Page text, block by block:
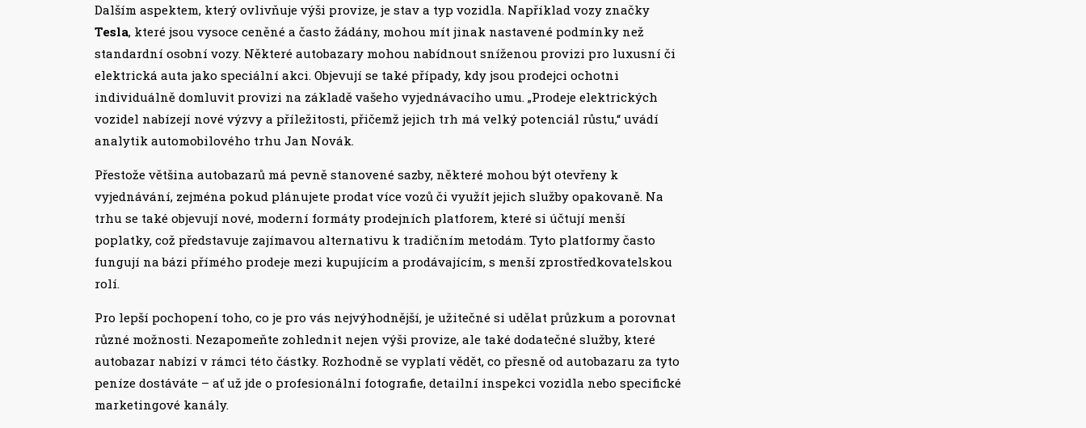
Dalším aspektem, který ovlivňuje výši provize, je stav a typ vozidla. Například vozy značky
Tesla, které jsou vysoce ceněné a často žádány, mohou mít jinak nastavené podmínky než
standardní osobní vozy. Některé autobazary mohou nabídnout sníženou provizi pro luxusní či
elektrická auta jako speciální akci. Objevují se také případy, kdy jsou prodejci ochotni
individuálně domluvit provizi na základě vašeho vyjednávacího umu. „Prodeje elektrických
vozidel nabízejí nové výzvy a příležitosti, přičemž jejich trh má velký potenciál růstu,“ uvádí
analytik automobilového trhu Jan Novák.
Přestože většina autobazarů má pevně stanovené sazby, některé mohou být otevřeny k
vyjednávání, zejména pokud plánujete prodat více vozů či využít jejich služby opakovaně. Na
trhu se také objevují nové, moderní formáty prodejních platforem, které si účtují menší
poplatky, což představuje zajímavou alternativu k tradičním metodám. Tyto platformy často
fungují na bázi přímého prodeje mezi kupujícím a prodávajícím, s menší zprostředkovatelskou
rolí.
Pro lepší pochopení toho, co je pro vás nejvýhodnější, je užitečné si udělat průzkum a porovnat
různé možnosti. Nezapomeňte zohlednit nejen výši provize, ale také dodatečné služby, které
autobazar nabízí v rámci této částky. Rozhodně se vyplatí vědět, co přesně od autobazaru za tyto
peníze dostáváte – ať už jde o profesionální fotografie, detailní inspekci vozidla nebo specifické
marketingové kanály.